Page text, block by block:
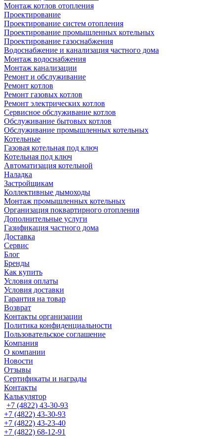
Монтаж котлов отопления
Проектирование
Проектирование систем отопления
Проектирование промышленных котельных
Проектирование газоснабжения
Водоснабжение и канализация частного дома
Монтаж водоснабжения
Монтаж канализации
Ремонт и обслуживание
Ремонт котлов
Ремонт газовых котлов
Ремонт электрических котлов
Сервисное обслуживание котлов
Обслуживание бытовых котлов
Обслуживание промышленных котельных
Котельные
Газовая котельная под ключ
Котельная под ключ
Автоматизация котельной
Наладка
Застройщикам
Коллективные дымоходы
Монтаж промышленных котельных
Организация поквартирного отопления
Дополнительные услуги
Газификация частного дома
Доставка
Сервис
Блог
Бренды
Как купить
Условия оплаты
Условия доставки
Гарантия на товар
Возврат
Контакты организации
Политика конфиденциальности
Пользовательское соглашение
Компания
О компании
Новости
Отзывы
Сертификаты и награды
Контакты
Калькулятор
+7 (4822) 43-30-93
+7 (4822) 43-30-93
+7 (4822) 43-23-40
+7 (4822) 68-12-91